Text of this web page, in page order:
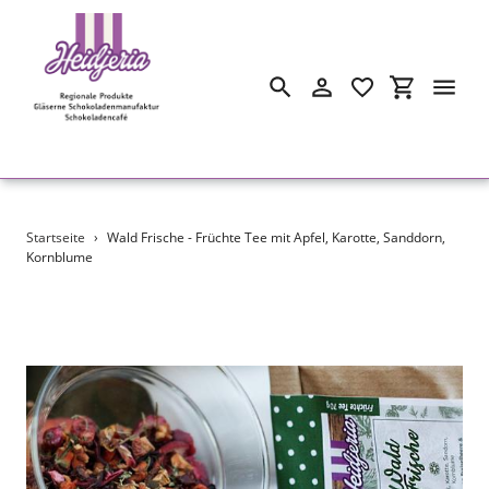
Direkt
zum
SuchenEinloggen
Startseite › Wald Frische - Früchte Tee mit Apfel, Karotte, Sanddorn,
Kornblume